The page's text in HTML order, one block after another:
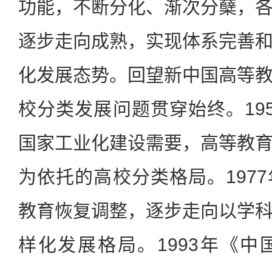
功能，不断分化、渐次分蘖，
逐步走向成熟，实现体系完善
化发展态势。回望新中国高等
校分类发展问题贯穿始终。
国家工业化建设需要，高等教
为依托的高校分类格局。
教育恢复调整，逐步走向以学
样化发展格局。1993年《中